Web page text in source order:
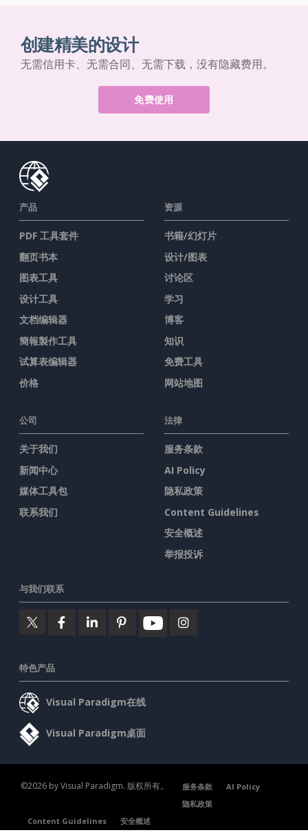
创建精美的设计
无需信用卡、无需合同、无需下载，没有隐藏费用。
免费使用
产品
PDF 工具套件
翻页书本
图表工具
设计工具
文档编辑器
簡報製作工具
试算表编辑器
价格
资源
书籍/幻灯片
设计/图表
讨论区
学习
博客
知识
免费工具
网站地图
公司
关于我们
新闻中心
媒体工具包
联系我们
法律
服务条款
AI Policy
隐私政策
Content Guidelines
安全概述
举报投诉
与我们联系
特色产品
Visual Paradigm在线
Visual Paradigm桌面
©2026 by Visual Paradigm. 版权所有。 服务条款
AI Policy
隐私政策
Content Guidelines
安全概述